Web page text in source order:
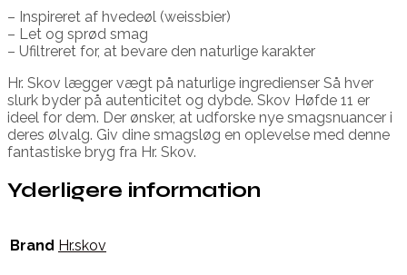
– Inspireret af hvedeøl (weissbier)
– Let og sprød smag
– Ufiltreret for, at bevare den naturlige karakter
Hr. Skov lægger vægt på naturlige ingredienser Så hver
slurk byder på autenticitet og dybde. Skov Høfde 11 er
ideel for dem. Der ønsker, at udforske nye smagsnuancer i
deres ølvalg. Giv dine smagsløg en oplevelse med denne
fantastiske bryg fra Hr. Skov.
Yderligere information
Brand Hr.skov